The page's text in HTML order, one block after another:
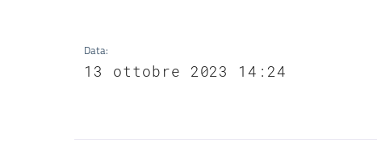
Data:
13 ottobre 2023 14:24